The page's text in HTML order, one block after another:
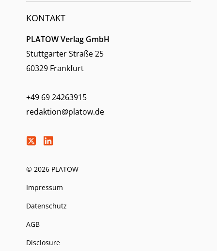
KONTAKT
PLATOW Verlag GmbH
Stuttgarter Straße 25
60329 Frankfurt
+49 69 24263915
redaktion@platow.de
© 2026 PLATOW
Impressum
Datenschutz
AGB
Disclosure